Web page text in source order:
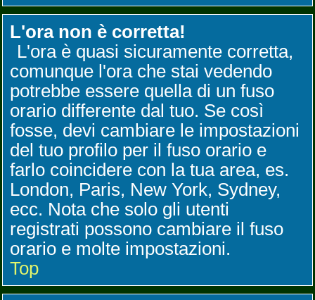
L'ora non è corretta!
L'ora è quasi sicuramente corretta,
comunque l'ora che stai vedendo
potrebbe essere quella di un fuso
orario differente dal tuo. Se così
fosse, devi cambiare le impostazioni
del tuo profilo per il fuso orario e
farlo coincidere con la tua area, es.
London, Paris, New York, Sydney,
ecc. Nota che solo gli utenti
registrati possono cambiare il fuso
orario e molte impostazioni.
Top